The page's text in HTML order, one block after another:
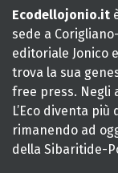
Ecodellojonio.it
sede a
editoriale Jonico
trova la sua
free press. Negli
L’Eco diventa
rimanendo ad
della Sibaritide-